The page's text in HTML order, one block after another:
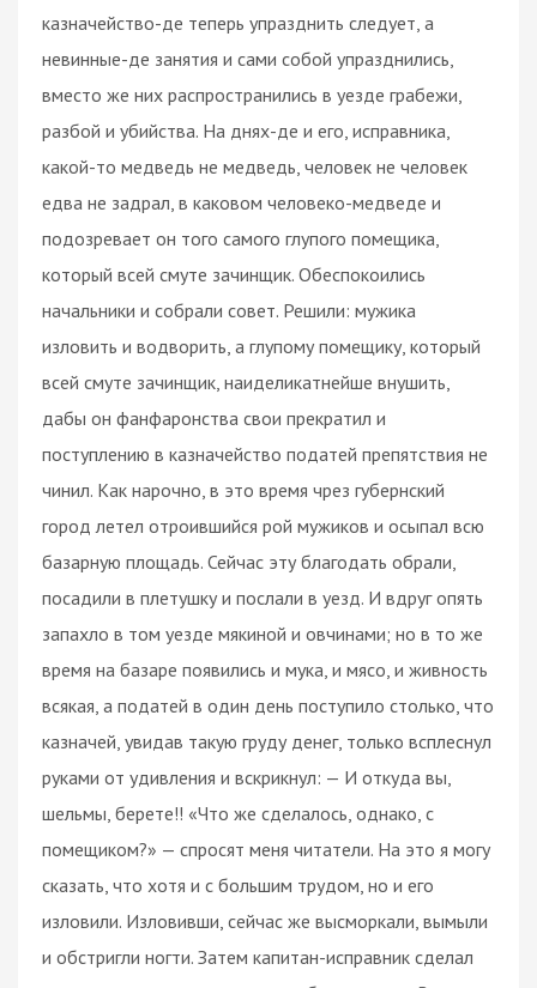
казначейство-де теперь упразднить следует, а
невинные-де занятия и сами собой упразднились,
вместо же них распространились в уезде грабежи,
разбой и убийства. На днях-де и его, исправника,
какой-то медведь не медведь, человек не человек
едва не задрал, в каковом человеко-медведе и
подозревает он того самого глупого помещика,
который всей смуте зачинщик. Обеспокоились
начальники и собрали совет. Решили: мужика
изловить и водворить, а глупому помещику, который
всей смуте зачинщик, наиделикатнейше внушить,
дабы он фанфаронства свои прекратил и
поступлению в казначейство податей препятствия не
чинил. Как нарочно, в это время чрез губернский
город летел отроившийся рой мужиков и осыпал всю
базарную площадь. Сейчас эту благодать обрали,
посадили в плетушку и послали в уезд. И вдруг опять
запахло в том уезде мякиной и овчинами; но в то же
время на базаре появились и мука, и мясо, и живность
всякая, а податей в один день поступило столько, что
казначей, увидав такую груду денег, только всплеснул
руками от удивления и вскрикнул: — И откуда вы,
шельмы, берете!! «Что же сделалось, однако, с
помещиком?» — спросят меня читатели. На это я могу
сказать, что хотя и с большим трудом, но и его
изловили. Изловивши, сейчас же высморкали, вымыли
и обстригли ногти. Затем капитан-исправник сделал